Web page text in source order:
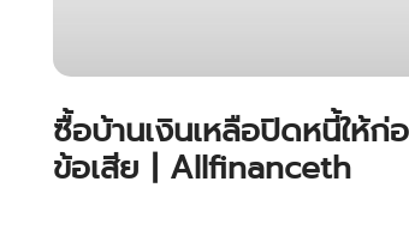
ซื้อบ้านเงินเหลือปิดหนี้ให้ก่
ข้อเสีย | Allfinanceth